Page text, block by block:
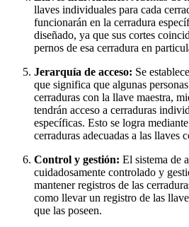
llaves individuales para cada
funcionarán en la cerradura
diseñado, ya que sus cortes
pernos de esa cerradura en
Jerarquía de acceso: Se
que significa que algunas
cerraduras con la llave maestra,
tendrán acceso a cerraduras
específicas. Esto se logra
cerraduras adecuadas a las llaves
Control y gestión: El sistema de
cuidadosamente controlado y
mantener registros de las
como llevar un registro de las
que las poseen.